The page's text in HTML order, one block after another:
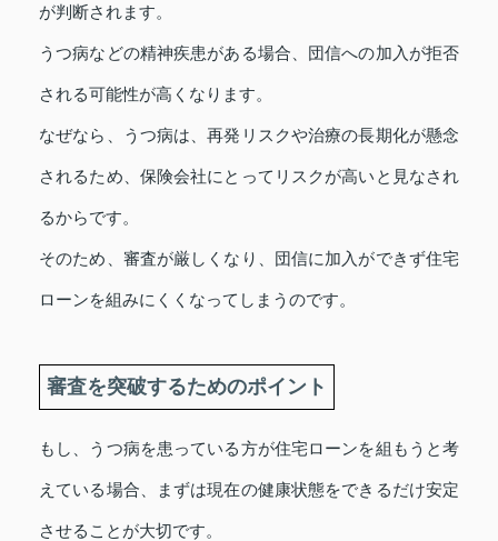
が判断されます。
うつ病などの精神疾患がある場合、団信への加入が拒否
される可能性が高くなります。
なぜなら、うつ病は、再発リスクや治療の長期化が懸念
されるため、保険会社にとってリスクが高いと見なされ
るからです。
そのため、審査が厳しくなり、団信に加入ができず住宅
ローンを組みにくくなってしまうのです。
審査を突破するためのポイント
もし、うつ病を患っている方が住宅ローンを組もうと考
えている場合、まずは現在の健康状態をできるだけ安定
させることが大切です。